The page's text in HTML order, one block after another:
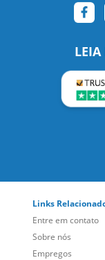
LEIA
Links
Entre em contato
Sobre nós
Empregos